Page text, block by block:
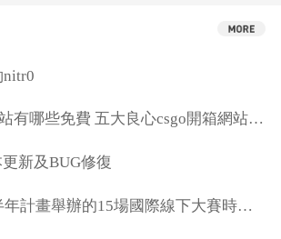
nitr0
有哪些免費 五大良心csgo開箱網站分享
新及BUG修復
計畫舉辦的15場國際線下大賽時間一覽